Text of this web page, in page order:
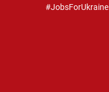
#JobsForUkraine